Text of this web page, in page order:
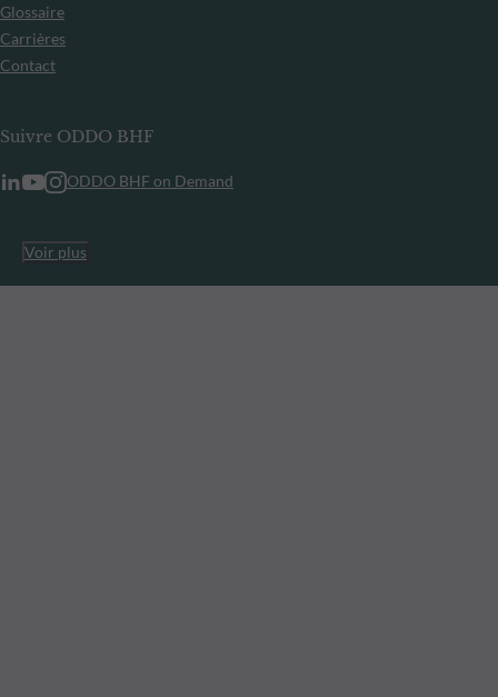
Glossaire
Carrières
Contact
Suivre ODDO BHF
ODDO BHF on Demand
Voir plus